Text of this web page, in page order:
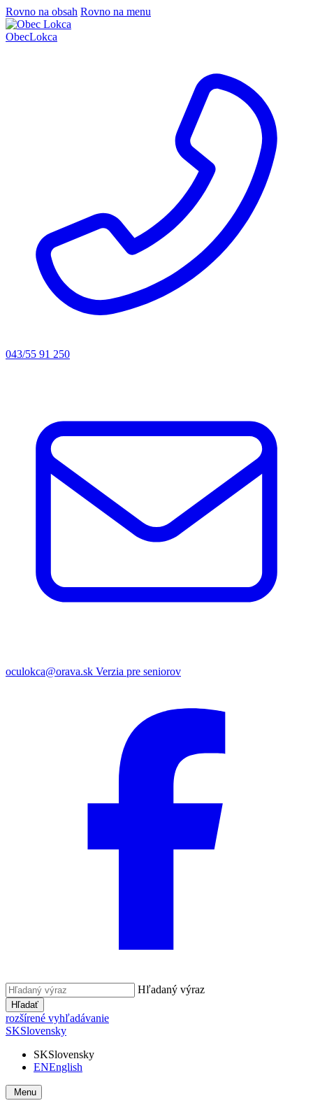
Rovno na obsah Rovno na menu
ObecLokca
043/55 91 250
oculokca@orava.sk Verzia pre seniorov
Hľadaný výraz
Hľadať
rozšírené vyhľadávanie
SKSlovensky
SKSlovensky
ENEnglish
Menu